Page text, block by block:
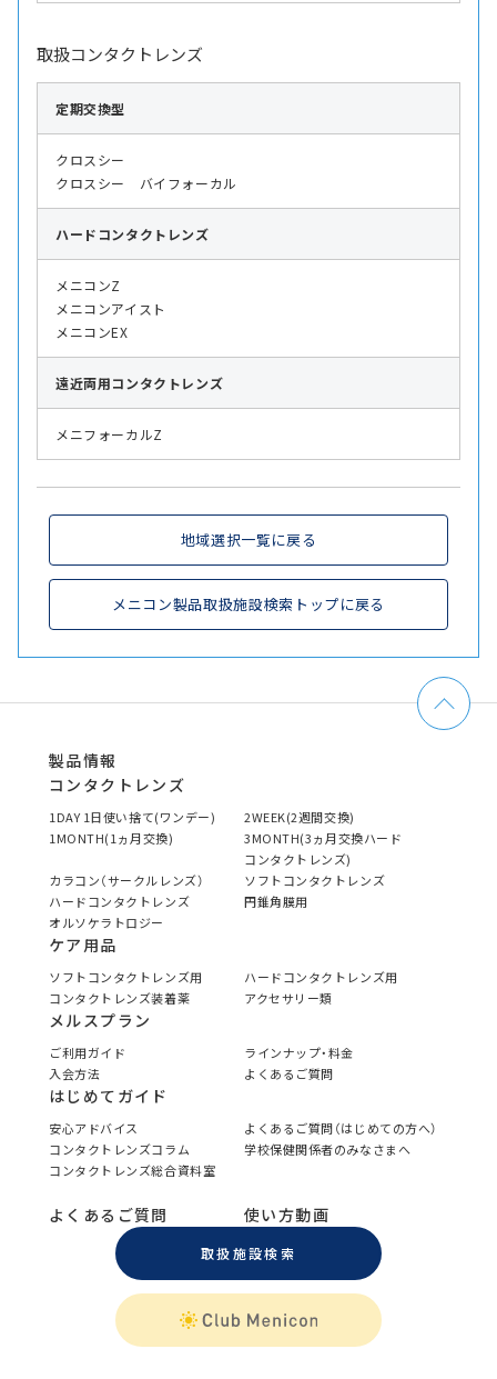
取扱コンタクトレンズ
定期交換型
クロスシー
クロスシー バイフォーカル
ハード コンタクトレンズ
メニコンZ
メニコンアイスト
メニコンEX
遠近両用コンタクトレンズ
メニフォーカルZ
地域選択一覧に戻る
メニコン製品取扱施設検索トップに戻る
製品情報
コンタクトレンズ
1DAY 1日使い捨て(ワンデー)
2WEEK(2週間交換)
1MONTH(1ヵ月交換)
3MONTH(3ヵ月交換ハード
コンタクトレンズ)
カラコン（サークルレンズ）
ソフトコンタクトレンズ
ハードコンタクトレンズ
円錐角膜用
オルソケラトロジー
ケア用品
ソフトコンタクトレンズ用
ハードコンタクトレンズ用
コンタクトレンズ装着薬
アクセサリー類
メルスプラン
ご利用ガイド
ラインナップ・料金
入会方法
よくあるご質問
はじめてガイド
安心アドバイス
よくあるご質問（はじめての方へ）
コンタクトレンズコラム
学校保健関係者のみなさまへ
コンタクトレンズ総合資料室
よくあるご質問 使い方動画
取扱施設検索